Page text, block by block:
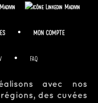
• MON COMPTE
• FAQ
avec nos
des cuvées